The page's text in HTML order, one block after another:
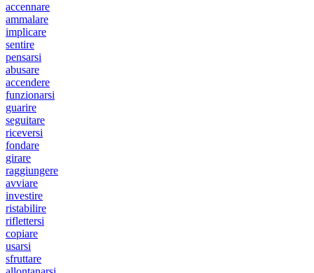
accennare
ammalare
implicare
sentire
pensarsi
abusare
accendere
funzionarsi
guarire
seguitare
riceversi
fondare
girare
raggiungere
avviare
investire
ristabilire
riflettersi
copiare
usarsi
sfruttare